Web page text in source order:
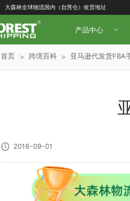
大森林全球物流国内（自营仓）收货地址
大森林16周年庆福利就位，超多好礼等你拿！
产品中心
首页 > 跨境百科 > 亚马逊代发货FBA
2016-09-01